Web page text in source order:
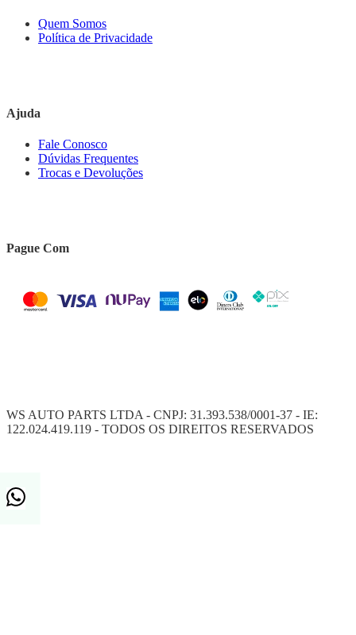
Quem Somos
Política de Privacidade
Ajuda
Fale Conosco
Dúvidas Frequentes
Trocas e Devoluções
Pague Com
WS AUTO PARTS LTDA - CNPJ: 31.393.538/0001-37 - IE:
122.024.419.119 - TODOS OS DIREITOS RESERVADOS